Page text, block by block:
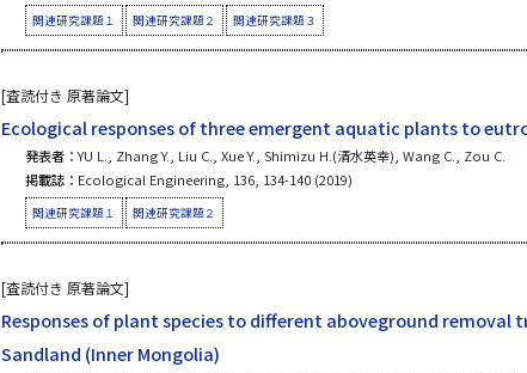
関連研究課題１ 関連研究課題２ 関連研究課題３
[査読付き 原著論文]
Ecological responses of three emergent aquatic plants to
発表者：YU L., Zhang Y., Liu C., Xue Y., Shimizu H.(清水英幸), Wang C., Zou C.
掲載誌： Ecological Engineering, 136, 134-140 (2019)
関連研究課題１ 関連研究課題２
[査読付き 原著論文]
Responses of plant species to different aboveground
Sandland (Inner Mongolia)